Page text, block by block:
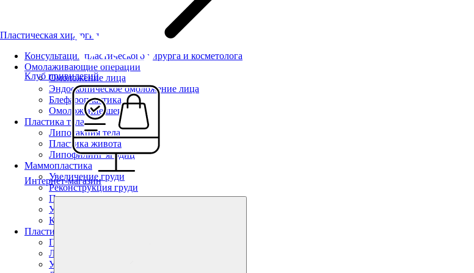
Пластическая хирургия
Консультация пластического хирурга и косметолога
Омолаживающие операции
Омоложение лица
Эндоскопическое омоложение лица
Блефаропластика
Омоложение шеи
Пластика тела
Липосакция тела
Пластика живота
Липофилинг ягодиц
Маммопластика
Увеличение груди
Реконструкция груди
Подтяжка груди
Уменьшение груди
Коррекция тубулярной груди
Пластика лица
Пластика лица
Липофилинг
Увеличение губ
Клуб привилегий
Интернет-магазин